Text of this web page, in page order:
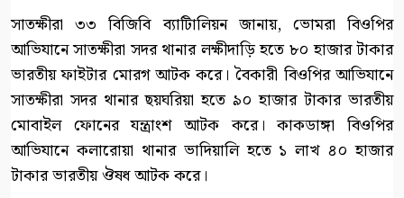
সাতক্ষীরা ৩৩ বিজিবি ব্যাটিালিয়ন জানায়, ভোমরা বিওপির
আভিযানে সাতক্ষীরা সদর থানার লক্ষীদাড়ি হতে ৮০ হাজার টাকার
ভারতীয় ফাইটার মোরগ আটক করে। বৈকারী বিওপির আভিযানে
সাতক্ষীরা সদর থানার ছয়ঘরিয়া হতে ৯০ হাজার টাকার ভারতীয়
মোবাইল ফোনের যন্ত্রাংশ আটক করে। কাকডাঙ্গা বিওপির
আভিযানে কলারোয়া থানার ভাদিয়ালি হতে ১ লাখ ৪০ হাজার
টাকার ভারতীয় ঔষধ আটক করে।